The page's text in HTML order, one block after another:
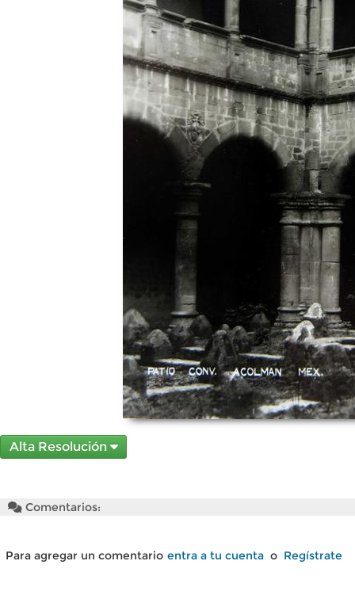
Alta Resolución
Comentarios:
Para agregar un comentario entra a tu cuenta o Regístrate